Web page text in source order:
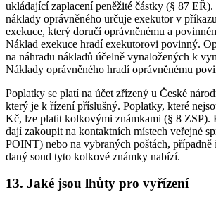
ukládající zaplacení peněžité částky (§ 87
náklady oprávněného určuje exekutor v
exekuce, který doručí oprávněnému a
Náklad exekuce hradí exekutorovi povinný.
na náhradu nákladů účelně vynaložených k
Náklady oprávněného hradí oprávněnému
Poplatky se platí na účet zřízený u České
který je k řízení příslušný. Poplatky, které
Kč, lze platit kolkovými známkami (§ 8 ZSP).
dají zakoupit na kontaktních místech veřejné
POINT) nebo na vybraných poštách, případně
daný soud tyto kolkové známky nabízí.
13. Jaké jsou lhůty pro vyřízení